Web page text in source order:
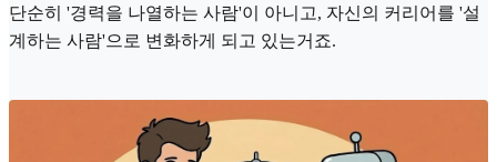
단순히 '경력을 나열하는 사람'이 아니고, 자신의 커리어를 '설
계하는 사람'으로 변화하게 되고 있는거죠.